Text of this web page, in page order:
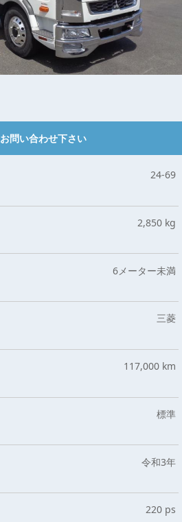
お問い合わせ下さい
24-69
2,850 kg
6メーター未満
三菱
117,000 km
標準
令和3年
220 ps